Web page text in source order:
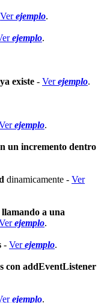
Verejemplo.
ejemplo.
existe - Verejemplo.
ejemplo.
un incremento dentro
dinamicamente - Ver
llamando a una
ejemplo.
- Verejemplo.
con addEventListener
ejemplo.